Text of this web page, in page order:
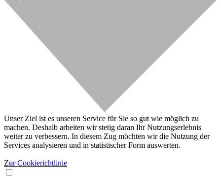
Unser Ziel ist es unseren Service für Sie so gut wie möglich zu
machen. Deshalb arbeiten wir stetig daran Ihr Nutzungserlebnis
weiter zu verbessern. In diesem Zug möchten wir die Nutzung der
Services analysieren und in statistischer Form auswerten.
Zur Cookierichtlinie